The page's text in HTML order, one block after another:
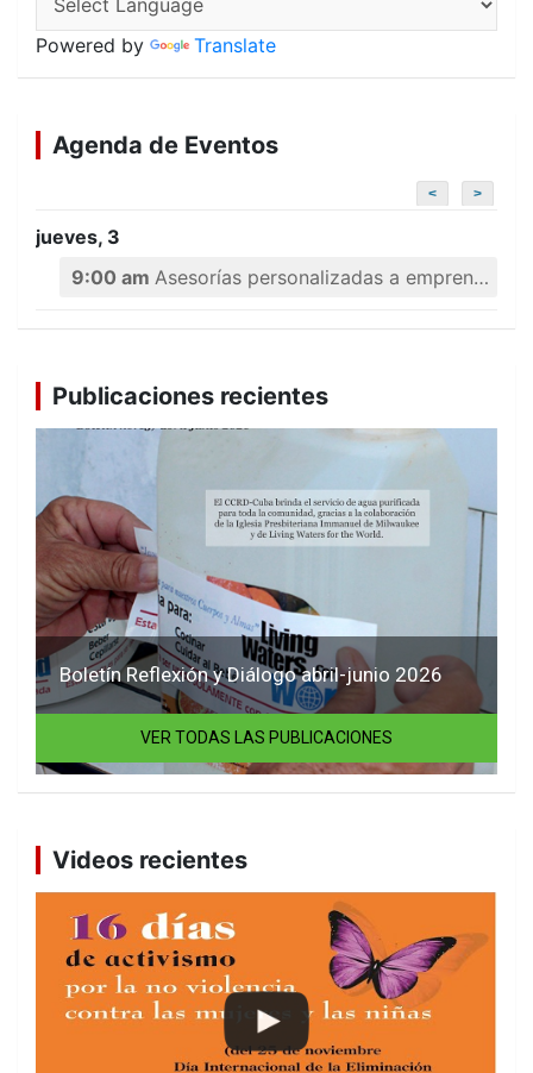
Powered by Translate
Agenda de Eventos
< >
jueves, 3
9:00 am Asesorías personalizadas a emprendedores
Publicaciones recientes
Boletín Reflexión y Diálogo abril-junio 2026
VER TODAS LAS PUBLICACIONES
Videos recientes